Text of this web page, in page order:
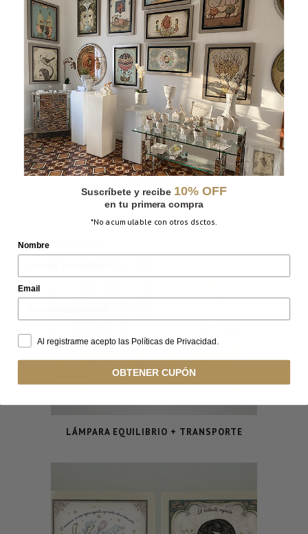
LÁMPARA ALINEACIÓN HOMBRE +
ALINEACIÓN MUJER
LÁMPARA EQUILIBRIO + TRANSPORTE
Suscríbete y recibe 10% OFF
en tu primera compra
*No acumulable con otros dsctos.
Nombre
Email
Al registrarme acepto las Políticas de Privacidad.
OBTENER CUPÓN